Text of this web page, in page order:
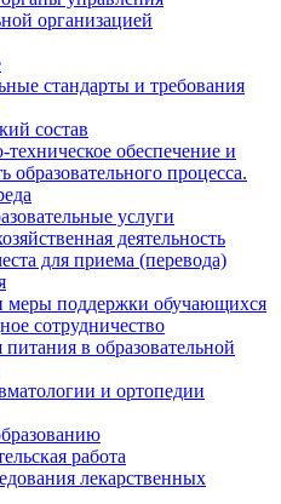
организацией
стандарты и требования
состав
обеспечение и
образовательного процесса.
услуги
деятельность
для приема (перевода)
меры поддержки обучающихся
сотрудничество
в образовательной
и ортопедии
работа
лекарственных